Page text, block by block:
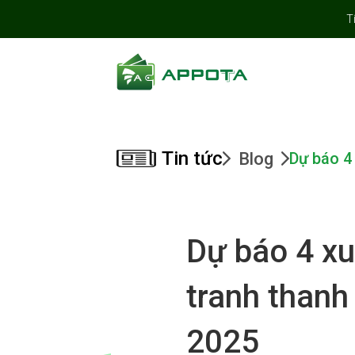
Tin tức Blog Dự báo
Dự báo 4
tranh
2025